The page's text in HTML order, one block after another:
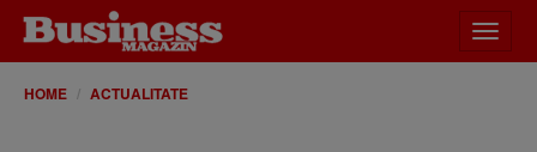
meniu
HOME ACTUALITATE